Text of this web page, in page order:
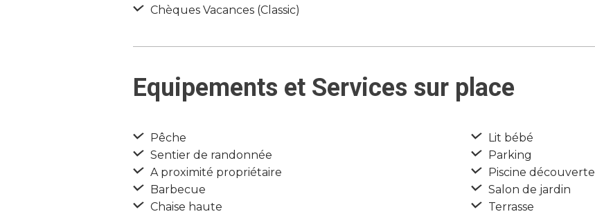
Chèques Vacances (Classic)
Equipements et Services sur place
Pêche
Sentier de randonnée
A proximité propriétaire
Barbecue
Chaise haute
Lit bébé
Parking
Piscine découverte
Salon de jardin
Terrasse